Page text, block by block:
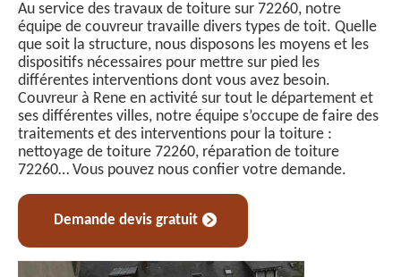
Au service des travaux de toiture sur 72260, notre
équipe de couvreur travaille divers types de toit. Quelle
que soit la structure, nous disposons les moyens et les
dispositifs nécessaires pour mettre sur pied les
différentes interventions dont vous avez besoin.
Couvreur à Rene en activité sur tout le département et
ses différentes villes, notre équipe s’occupe de faire des
traitements et des interventions pour la toiture :
nettoyage de toiture 72260, réparation de toiture
72260… Vous pouvez nous confier votre demande.
Demande devis gratuit